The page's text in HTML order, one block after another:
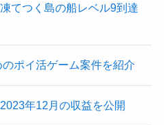
てつく島の船レベル9到達
のポイ活ゲーム案件を紹介
年12月の収益を公開